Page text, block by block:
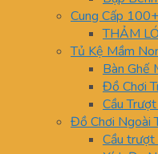
Cung Cấp
THẢM
Tủ Kệ Mầm
Bàn Ghế
Đồ Chơi
Cầu
Đồ Chơi Ngoài
Cầu trượt